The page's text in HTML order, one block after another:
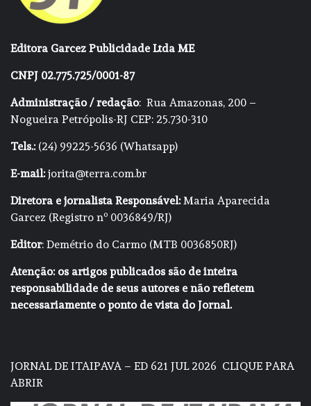
Editora Garcez Publicidade Ltda ME
CNPJ 02.775.725/0001-87
Administração / redação: Rua Amazonas, 200 –
Nogueira Petrópolis-RJ CEP: 25.730-310
Tels.:(24) 99225-5636 (Whatsapp)
E-mail:jorita@terra.com.br
Diretora e jornalista Responsável:Maria Aparecida
Garcez (Registro nº 0036849/RJ)
Editor: Demétrio do Carmo (MTB 0036850RJ)
Atenção: os artigos publicados são de inteira
responsabilidade de seus autores e não refletem
necessariamente o ponto de vista do Jornal.
JORNAL DE ITAIPAVA – ED 621 JUL 2026 CLIQUE PARA
ABRIR